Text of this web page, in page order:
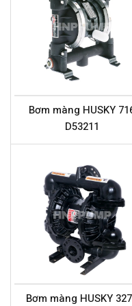
Bơm màng HUSKY
D53211
Bơm màng HUSKY